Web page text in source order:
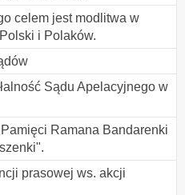
celem jest modlitwa w
i Polaków.
Sądu Apelacyjnego w
Ramana Bandarenki
prasowej ws. akcji